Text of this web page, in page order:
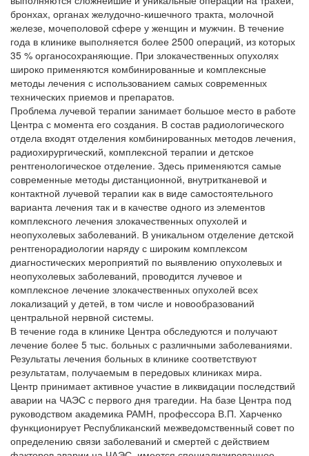
бронхах, органах желудочно-кишечного тракта, молочной
железе, мочеполовой сфере у женщин и мужчин. В течение
года в клинике выполняется более 2500 операций, из которых
35 % органосохраняющие. При злокачественных опухолях
широко применяются комбинированные и комплексные
методы лечения с использованием самых современных
технических приемов и препаратов.
Проблема лучевой терапии занимает большое место в работе
Центра с момента его создания. В состав радиологического
отдела входят отделения комбинированных методов лечения,
радиохирургический, комплексной терапии и детское
рентгенологическое отделение. Здесь применяются самые
современные методы дистанционной, внутритканевой и
контактной лучевой терапии как в виде самостоятельного
варианта лечения так и в качестве одного из элементов
комплексного лечения злокачественных опухолей и
неопухолевых заболеваний. В уникальном отделение детской
рентгенорадиологии наряду с широким комплексом
диагностических мероприятий по выявлению опухолевых и
неопухолевых заболеваний, проводится лучевое и
комплексное лечение злокачественных опухолей всех
локализаций у детей, в том числе и новообразований
центральной нервной системы.
В течение года в клинике Центра обследуются и получают
лечение более 5 тыс. больных с различными заболеваниями.
Результаты лечения больных в клинике соответствуют
результатам, получаемым в передовых клиниках мира.
Центр принимает активное участие в ликвидации последствий
аварии на ЧАЭС с первого дня трагедии. На базе Центра под
руководством академика РАМН, профессора В.П. Харченко
функционирует Республиканский межведомственный совет по
определению связи заболеваний и смертей с действием